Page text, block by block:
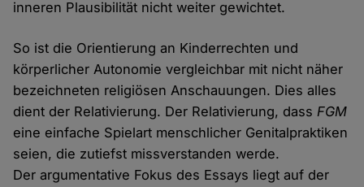
inneren Plausibilität nicht weiter gewichtet.
So ist die Orientierung an Kinderrechten und
körperlicher Autonomie vergleichbar mit nicht näher
bezeichneten religiösen Anschauungen. Dies alles
dient der Relativierung. Der Relativierung, dassFGM
eine einfache Spielart menschlicher Genitalpraktiken
seien, die zutiefst missverstanden werde.
Der argumentative Fokus des Essays liegt auf der